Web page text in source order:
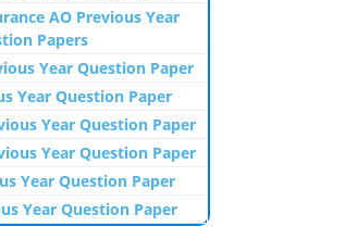
AO Previous Year
Papers
Year Question Paper
Year Question Paper
Year Question Paper
Year Question Paper
Year Question Paper
Year Question Paper